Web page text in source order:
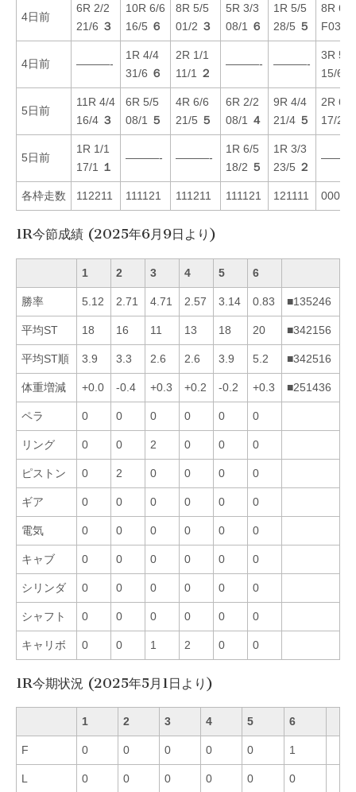
4日前
6R 2/2
21/6 ３
10R 6/6
16/5 ６
8R 5/5
01/2 ３
5R 3/3
08/1
６
1R 5/5
28/5 ５
8R 6/6
F03/1
4日前 ———-
1R 4/4
31/6 ６
2R 1/1
11/1
２
———- ———-
3R 5/6
15/6
5日前
11R 4/4
16/4 ３
6R 5/5
08/1
５
4R 6/6
21/5 ５
6R 2/2
08/1
４
9R 4/4
21/4 ５
2R 6/6
17/2
5日前
1R 1/1
17/1
１
———- ———-
1R 6/5
18/2 ５
1R 3/3
23/5 ２
各枠走数 112211 111121 111211 111121 121111
1R今節成績 (2025年6月9日より)
1 2 3 4 5 6
勝率 5.12 2.71 4.71 2.57 3.14 0.83 ■135246
平均ST 18 16 11 13 18 20 ■342156
平均ST順 3.9 3.3 2.6 2.6 3.9 5.2 ■342516
体重増減 +0.0 -0.4 +0.3 +0.2 -0.2 +0.3 ■251436
ペラ 0 0 0 0 0 0
リング 0 0 2 0 0 0
ピストン 0 2 0 0 0 0
ギア 0 0 0 0 0 0
電気 0 0 0 0 0 0
キャブ 0 0 0 0 0 0
シリンダ 0 0 0 0 0 0
シャフト 0 0 0 0 0 0
キャリボ 0 0 1 2 0 0
1R今期状況 (2025年5月1日より)
1 2 3 4 5 6
F 0 0 0 0 0 1
L 0 0 0 0 0 0